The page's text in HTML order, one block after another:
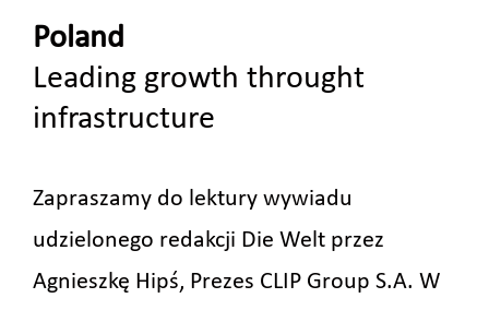
Poland
Leading growth throught
infrastructure
Zapraszamy do lektury wywiadu
udzielonego redakcji Die Welt przez
Agnieszkę Hipś, Prezes CLIP Group S.A. W